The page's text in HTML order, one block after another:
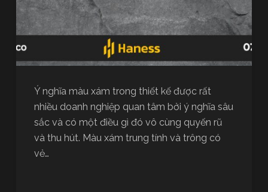
Ý nghĩa màu xám trong thiết kế được rất
nhiều doanh nghiệp quan tâm bởi ý nghĩa sâu
sắc và có một điều gì đó vô cùng quyến rũ
và thu hút. Màu xám trung tính và trông có
vẻ…